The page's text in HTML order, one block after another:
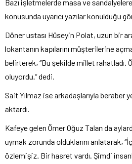
Bazı işletmelerde masa ve
konusunda uyarıcı yazılar konulduğu
Döner ustası Hüseyin Polat, uzun bir
lokantanın kapılarını müşterilerine
belirterek, “Bu şekilde millet rahatladı.
oluyordu.” dedi.
Sait Yılmaz ise arkadaşlarıyla beraber
aktardı.
Kafeye gelen Ömer Oğuz Talan da
uymak zorunda olduklarını anlatarak,
özlemişiz. Bir hasret vardı. Şimdi